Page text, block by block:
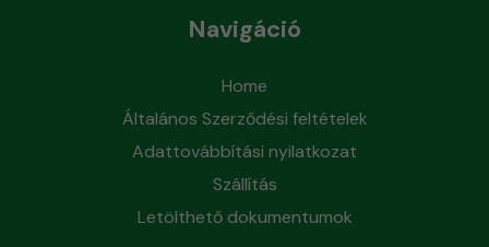
Navigáció
Home
Általános Szerződési feltételek
Adattovábbítási nyilatkozat
Szállítás
Letölthető dokumentumok